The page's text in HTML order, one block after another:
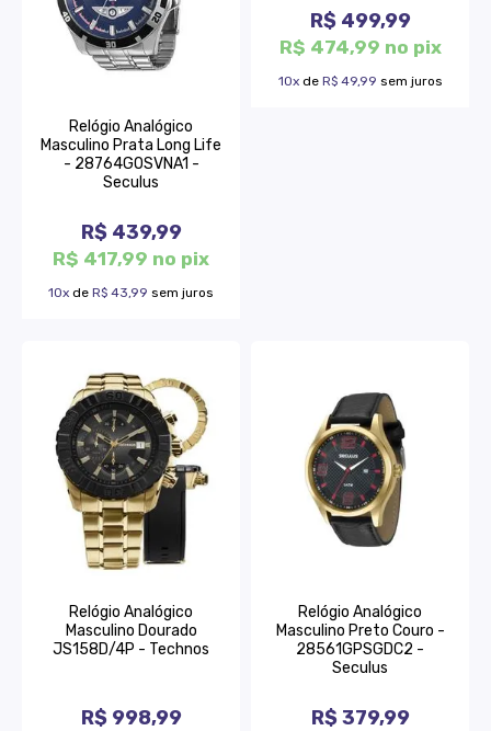
Relógio Analógico
Masculino Prata Long Life
- 28764GOSVNA1 -
Seculus
R$ 439,99
R$ 417,99 no pix
10x de R$ 43,99 sem juros
R$ 499,99
R$ 474,99 no pix
10xde R$ 49,99 sem juros
Relógio Analógico
Masculino Dourado
JS158D/4P - Technos
R$ 998,99
Relógio Analógico
Masculino Preto Couro -
28561GPSGDC2 -
Seculus
R$ 379,99